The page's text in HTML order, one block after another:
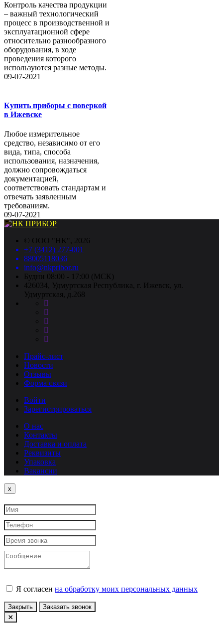
Контроль качества продукции
– важный технологический
процесс в производственной и
эксплуатационной сфере
относительно разнообразного
оборудования, в ходе
проведения которого
используются разные методы.
09-07-2021
Купить приборы с поверкой
в Ижевске
Любое измерительное
средство, независимо от его
вида, типа, способа
использования, назначения,
должно сопровождаться
документацией,
соответствовать стандартам и
отвечать заявленным
требованиям.
09-07-2021
© ООО "НК", 2026
+7 (3412) 277-001
88005118036
info@nkpribor.ru
Будни 08:00 - 17:00 (МСК)
426034, Удмуртская Республика, г. Ижевск, ул.
Удмуртская, д.268
Прайс-лист
Новости
Отзывы
Форма связи
Войти
Зарегистрироваться
О нас
Контакты
Доставка и оплата
Реквизиты
Упаковка
Вакансии
x
Я согласен на обработку моих персональных данных
Закрыть Заказать звонок